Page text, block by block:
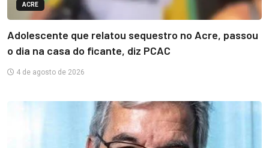
ACRE
Adolescente que relatou sequestro no Acre, passou
o dia na casa do ficante, diz PCAC
4 de agosto de 2026